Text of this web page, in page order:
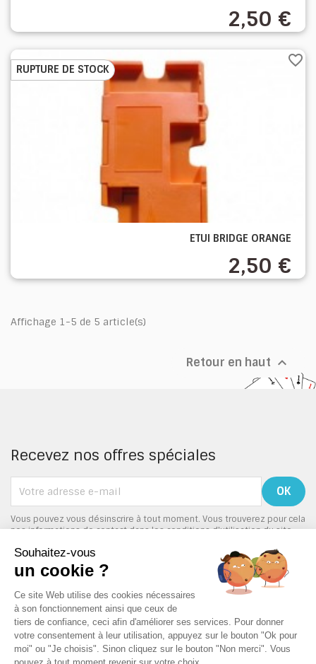
2,50 €
ETUI BRIDGE ORANGE
2,50 €
RUPTURE DE STOCK
favorite_border
Affichage 1-5 de 5 article(s)
Retour en haut 
Recevez nos offres spéciales
Vous pouvez vous désinscrire à tout moment. Vous trouverez pour cela
nos informations de contact dans les conditions d'utilisation du site.
PRODUITS
NOTRE SOCIÉTÉ 